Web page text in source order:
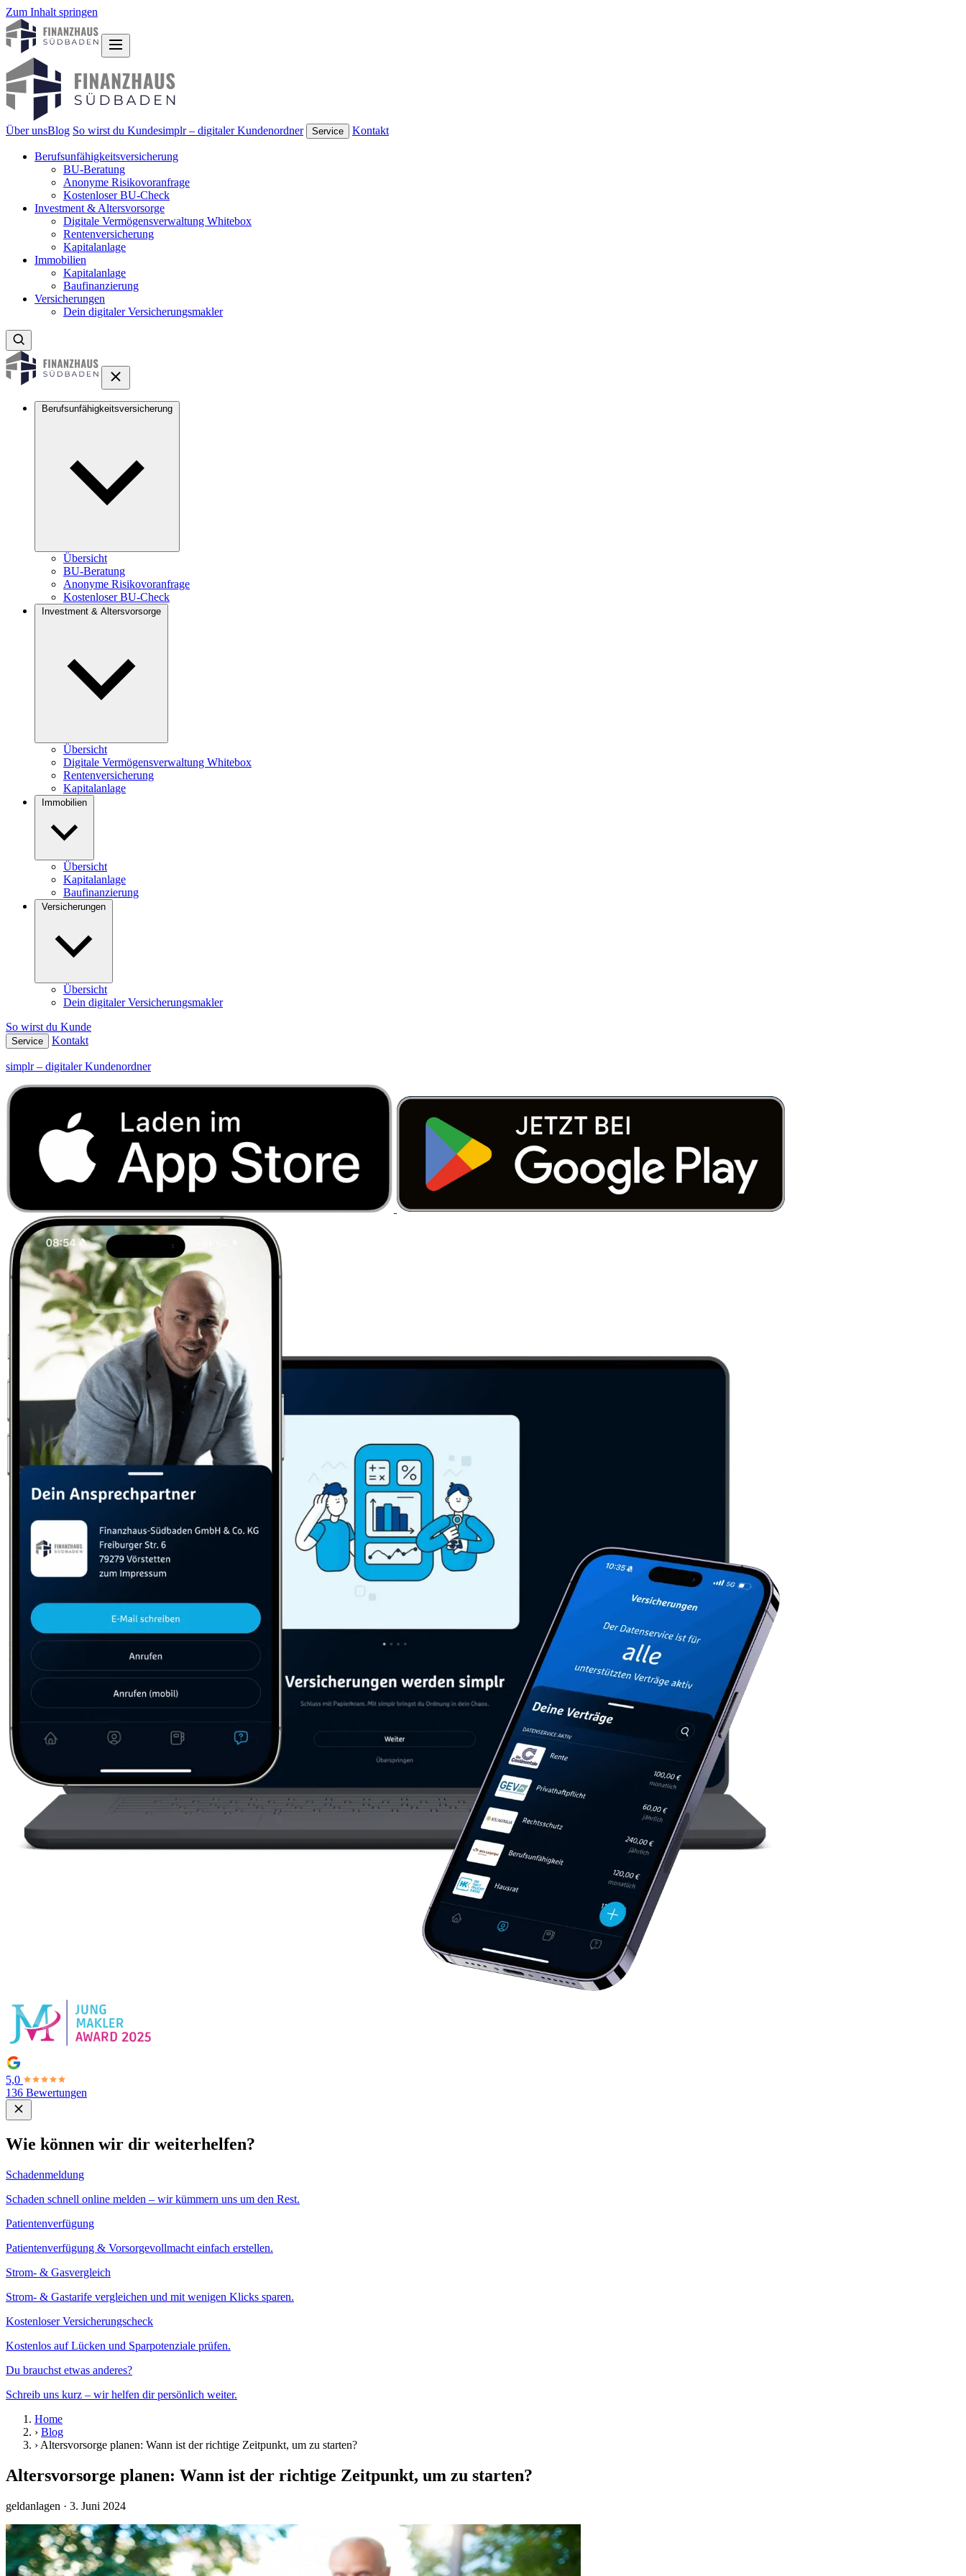
Zum Inhalt springen
Über unsBlog So wirst du Kundesimplr – digitaler Kundenordner Service Kontakt
Berufsunfähigkeitsversicherung
BU-Beratung
Anonyme Risikovoranfrage
Kostenloser BU-Check
Investment & Altersvorsorge
Digitale Vermögensverwaltung Whitebox
Rentenversicherung
Kapitalanlage
Immobilien
Kapitalanlage
Baufinanzierung
Versicherungen
Dein digitaler Versicherungsmakler
Berufsunfähigkeitsversicherung
Übersicht
BU-Beratung
Anonyme Risikovoranfrage
Kostenloser BU-Check
Investment & Altersvorsorge
Übersicht
Digitale Vermögensverwaltung Whitebox
Rentenversicherung
Kapitalanlage
Immobilien
Übersicht
Kapitalanlage
Baufinanzierung
Versicherungen
Übersicht
Dein digitaler Versicherungsmakler
So wirst du Kunde
Service Kontakt
simplr – digitaler Kundenordner
5,0
136 Bewertungen
Wie können wir dir weiterhelfen?
Schadenmeldung
Schaden schnell online melden – wir kümmern uns um den Rest.
Patientenverfügung
Patientenverfügung & Vorsorgevollmacht einfach erstellen.
Strom- & Gasvergleich
Strom- & Gastarife vergleichen und mit wenigen Klicks sparen.
Kostenloser Versicherungscheck
Kostenlos auf Lücken und Sparpotenziale prüfen.
Du brauchst etwas anderes?
Schreib uns kurz – wir helfen dir persönlich weiter.
Home
› Blog
› Altersvorsorge planen: Wann ist der richtige Zeitpunkt, um zu starten?
Altersvorsorge planen: Wann ist der richtige Zeitpunkt, um zu starten?
geldanlagen · 3. Juni 2024